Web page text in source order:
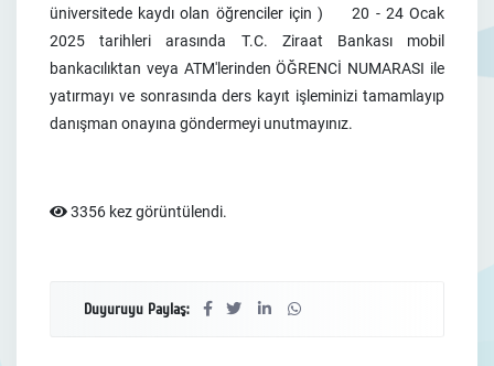
üniversitede kaydı olan öğrenciler için ) 20 - 24 Ocak
2025 tarihleri arasında T.C. Ziraat Bankası mobil
bankacılıktan veya ATM'lerinden ÖĞRENCİ NUMARASI ile
yatırmayı ve sonrasında ders kayıt işleminizi tamamlayıp
danışman onayına göndermeyi unutmayınız.
3356 kez görüntülendi.
Duyuruyu Paylaş: